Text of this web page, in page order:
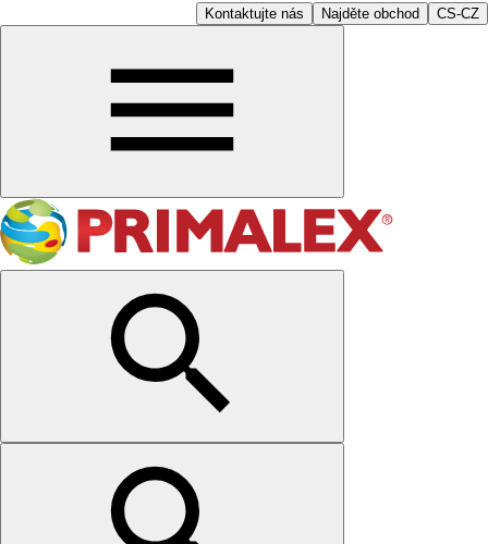
Kontaktujte nás Najděte obchod CS-CZ